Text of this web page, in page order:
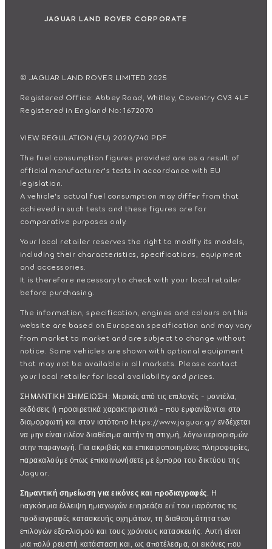
JAGUAR LAND ROVER CORPORATE
© JAGUAR LAND ROVER LIMITED 2025
Registered Office: Abbey Road, Whitley, Coventry CV3 4LF
Registered in England No: 1672070
VIEW REGULATION (EU) 2020/740 PDF
The fuel consumption figures provided are as a result of
official manufacturer's tests in accordance with EU
legislation.
A vehicle's actual fuel consumption may differ from that
achieved in such tests and these figures are for
comparative purposes only.
Your local retailer reserves the right to modify its models,
including their characteristics, specifications, equipment
and accessories.
It is therefore necessary to check with your local retailer
before purchasing.
The information, specification, engines and colours on this
website are based on European specification and may vary
from market to market and are subject to change without
notice. Some vehicles are shown with optional equipment
that may not be available in all markets. Please contact
your local retailer for local availability and prices.
ΣΗΜΑΝΤΙΚΗ ΣΗΜΕΙΩΣΗ: Μερικές από τις επιλογές - μοντέλα,
εκδόσεις ή προαιρετικά χαρακτηριστικά - που εμφανίζονται στο
διαμορφωτή και στον ιστότοπο https://www.jaguar.gr/ ενδέχεται
να μην είναι πλέον διαθέσιμα αυτήν τη στιγμή, λόγω περιορισμών
στην παραγωγή. Για ακριβείς και επικαιροποιημένες πληροφορίες,
παρακαλούμε όπως επικοινωνήσετε με έμπορο του δικτύου της
Jaguar.
Σημαντική σημείωση για εικόνες και προδιαγραφές. Η
παγκόσμια έλλειψη ημιαγωγών επηρεάζει επί του παρόντος τις
προδιαγραφές κατασκευής οχημάτων, τη διαθεσιμότητα των
επιλογών εξοπλισμού και τους χρόνους κατασκευής. Αυτή είναι
μια πολύ ρευστή κατάσταση και, ως αποτέλεσμα, οι εικόνες που